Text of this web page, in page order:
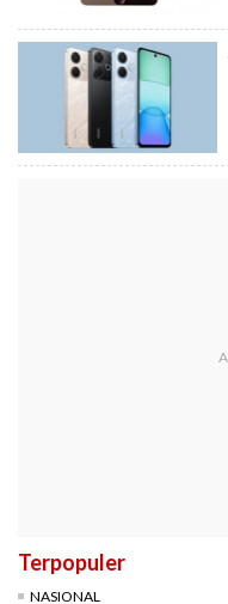
Terpopuler
NASIONAL